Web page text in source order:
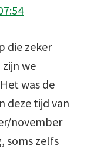
die zeker
we
was de
deze tijd van
november
soms zelfs